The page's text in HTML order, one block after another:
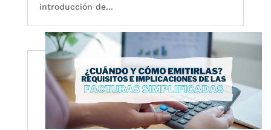
introducción de...